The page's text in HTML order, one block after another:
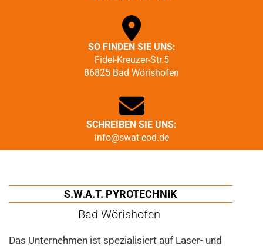

SO FINDEN SIE UNS:
Fidel-Kreuzer-Str.5
86825 Bad Wörishofen

SCHREIBEN SIE UNS:
info@swat-eod.de
S.W.A.T. PYROTECHNIK
Bad Wörishofen
Das Unternehmen ist spezialisiert auf Laser- und